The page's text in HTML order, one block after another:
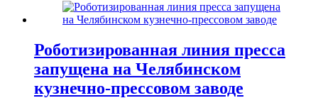
Роботизированная линия пресса
запущена на Челябинском
кузнечно-прессовом заводе